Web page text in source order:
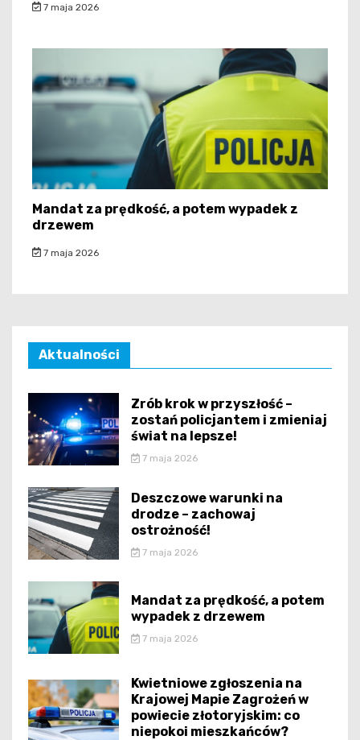
7 maja 2026
Mandat za prędkość, a potem wypadek z
drzewem
7 maja 2026
Aktualności
Zrób krok w przyszłość –
zostań policjantem i zmieniaj
świat na lepsze!
7 maja 2026
Deszczowe warunki na
drodze – zachowaj
ostrożność!
7 maja 2026
Mandat za prędkość, a potem
wypadek z drzewem
7 maja 2026
Kwietniowe zgłoszenia na
Krajowej Mapie Zagrożeń w
powiecie złotoryjskim: co
niepokoi mieszkańców?